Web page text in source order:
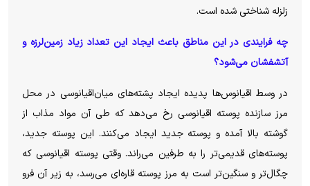
زلزله شناختی شده است.
چه فرایندی در این مناطق باعث ایجاد این تعداد زیاد زمین‌لرزه و
آتشفشان می‌شود؟
در وسط اقیانوس‌ها پدیده ایجاد پشته‌های میان‌اقیانوسی در محل
مرز سازنده پوسته اقیانوسی رخ می‌دهد که طی آن مواد مذاب از
گوشته بالا آمده و پوسته جدید ایجاد می‌کنند. این پوسته جدید،
پوسته‌های قدیمی‌تر را به طرفین می‌راند. وقتی پوسته اقیانوسی که
چگال‌تر و سنگین‌تر است به مرز پوسته قاره‌ای می‌رسد، به زیر آن فرو